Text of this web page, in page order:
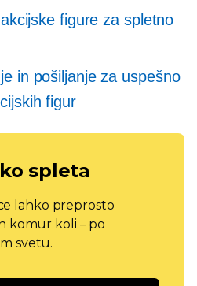
figure za spletno
in pošiljanje za uspešno
figur
spleta
lahko preprosto
komur koli – po
svetu.